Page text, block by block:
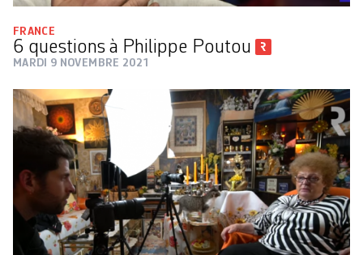
FRANCE
6 questions à Philippe Poutou
MARDI 9 NOVEMBRE 2021